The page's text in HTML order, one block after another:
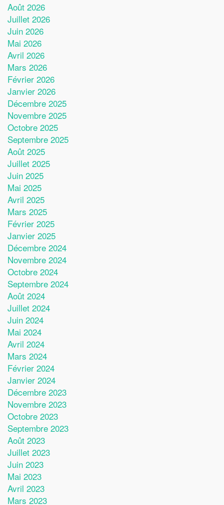
Août 2026
Juillet 2026
Juin 2026
Mai 2026
Avril 2026
Mars 2026
Février 2026
Janvier 2026
Décembre 2025
Novembre 2025
Octobre 2025
Septembre 2025
Août 2025
Juillet 2025
Juin 2025
Mai 2025
Avril 2025
Mars 2025
Février 2025
Janvier 2025
Décembre 2024
Novembre 2024
Octobre 2024
Septembre 2024
Août 2024
Juillet 2024
Juin 2024
Mai 2024
Avril 2024
Mars 2024
Février 2024
Janvier 2024
Décembre 2023
Novembre 2023
Octobre 2023
Septembre 2023
Août 2023
Juillet 2023
Juin 2023
Mai 2023
Avril 2023
Mars 2023